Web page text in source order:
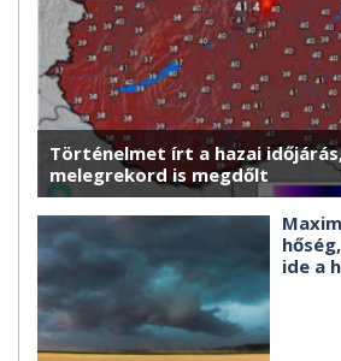
Történelmet írt a hazai
melegrekord is megdőlt
ide a